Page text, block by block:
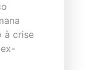
à crise